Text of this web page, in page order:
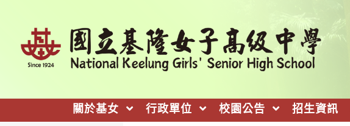
關於基女 行政單位 校園公告 招生資訊